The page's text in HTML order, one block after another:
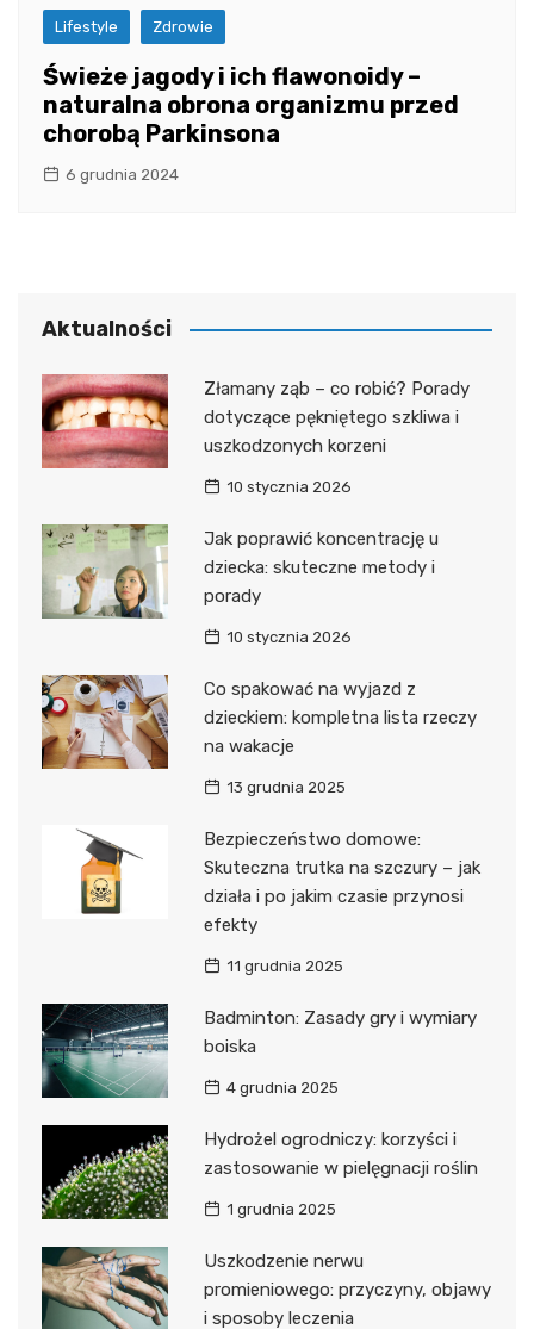
Lifestyle Zdrowie
Świeże jagody i ich flawonoidy –
naturalna obrona organizmu przed
chorobą Parkinsona
6 grudnia 2024
Aktualności
Złamany ząb – co robić? Porady
dotyczące pękniętego szkliwa i
uszkodzonych korzeni
10 stycznia 2026
Jak poprawić koncentrację u
dziecka: skuteczne metody i
porady
10 stycznia 2026
Co spakować na wyjazd z
dzieckiem: kompletna lista rzeczy
na wakacje
13 grudnia 2025
Bezpieczeństwo domowe:
Skuteczna trutka na szczury – jak
działa i po jakim czasie przynosi
efekty
11 grudnia 2025
Badminton: Zasady gry i wymiary
boiska
4 grudnia 2025
Hydrożel ogrodniczy: korzyści i
zastosowanie w pielęgnacji roślin
1 grudnia 2025
Uszkodzenie nerwu
promieniowego: przyczyny, objawy
i sposoby leczenia